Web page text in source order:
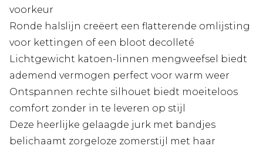
voorkeur
Ronde halslijn creëert een flatterende omlijsting
voor kettingen of een bloot decolleté
Lichtgewicht katoen-linnen mengweefsel biedt
ademend vermogen perfect voor warm weer
Ontspannen rechte silhouet biedt moeiteloos
comfort zonder in te leveren op stijl
Deze heerlijke gelaagde jurk met bandjes
belichaamt zorgeloze zomerstijl met haar